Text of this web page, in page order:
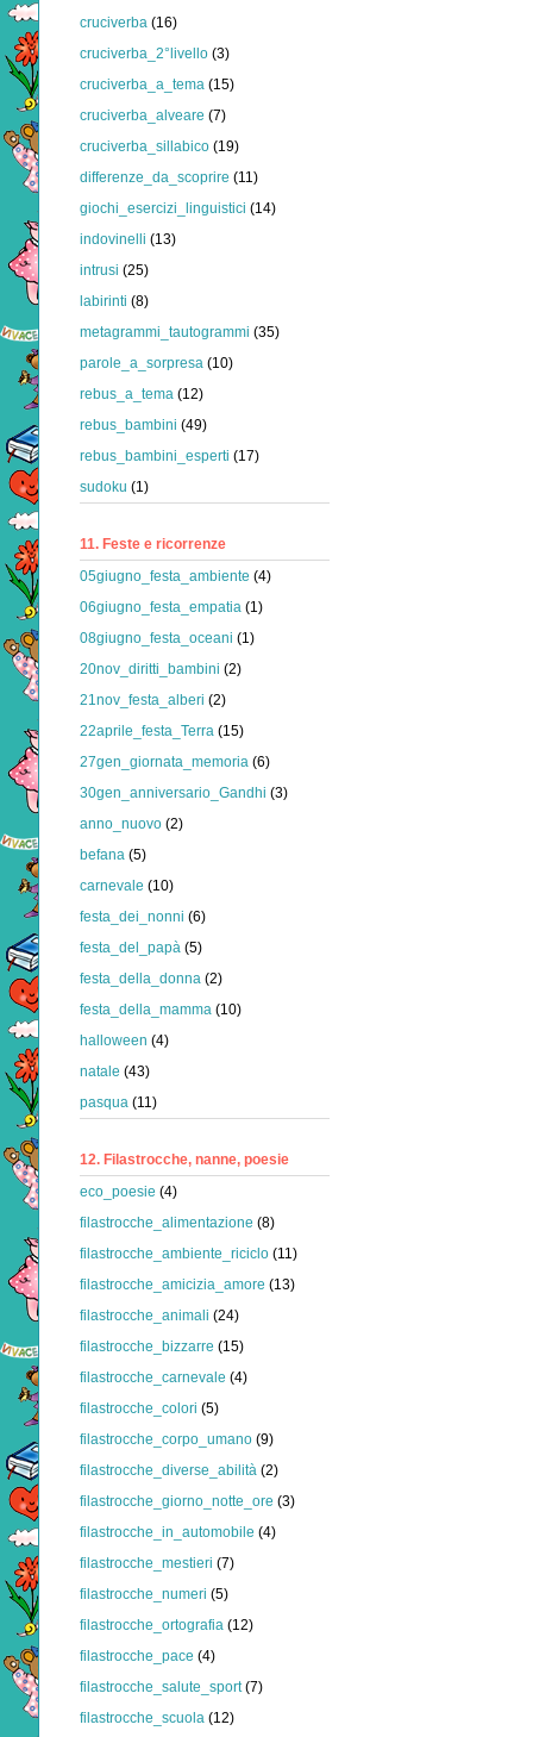
cruciverba (16)
cruciverba_2°livello (3)
cruciverba_a_tema (15)
cruciverba_alveare (7)
cruciverba_sillabico (19)
differenze_da_scoprire (11)
giochi_esercizi_linguistici (14)
indovinelli (13)
intrusi (25)
labirinti (8)
metagrammi_tautogrammi (35)
parole_a_sorpresa (10)
rebus_a_tema (12)
rebus_bambini (49)
rebus_bambini_esperti (17)
sudoku (1)
11. Feste e ricorrenze
05giugno_festa_ambiente (4)
06giugno_festa_empatia (1)
08giugno_festa_oceani (1)
20nov_diritti_bambini (2)
21nov_festa_alberi (2)
22aprile_festa_Terra (15)
27gen_giornata_memoria (6)
30gen_anniversario_Gandhi (3)
anno_nuovo (2)
befana (5)
carnevale (10)
festa_dei_nonni (6)
festa_del_papà (5)
festa_della_donna (2)
festa_della_mamma (10)
halloween (4)
natale (43)
pasqua (11)
12. Filastrocche, nanne, poesie
eco_poesie (4)
filastrocche_alimentazione (8)
filastrocche_ambiente_riciclo (11)
filastrocche_amicizia_amore (13)
filastrocche_animali (24)
filastrocche_bizzarre (15)
filastrocche_carnevale (4)
filastrocche_colori (5)
filastrocche_corpo_umano (9)
filastrocche_diverse_abilità (2)
filastrocche_giorno_notte_ore (3)
filastrocche_in_automobile (4)
filastrocche_mestieri (7)
filastrocche_numeri (5)
filastrocche_ortografia (12)
filastrocche_pace (4)
filastrocche_salute_sport (7)
filastrocche_scuola (12)